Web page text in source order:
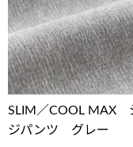
SLIM／COOL MAX
ジパンツ グレー